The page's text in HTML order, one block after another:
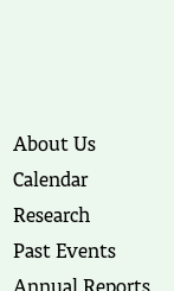
About Us
Calendar
Research
Past Events